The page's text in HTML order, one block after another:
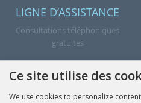
LIGNE D’ASSISTANCE
Consultations téléphoniques
gratuites
Ce site utilise des
We use cookies to personalize